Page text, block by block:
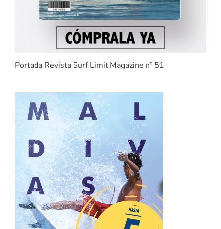
Portada Revista Surf Limit Magazine nº 51